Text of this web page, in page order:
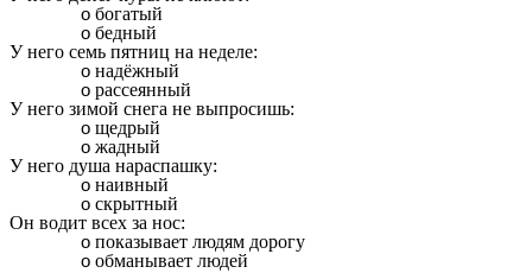
богатый
бедный
У него семь пятниц на неделе:
надёжный
рассеянный
У него зимой снега не выпросишь:
щедрый
жадный
У него душа нараспашку:
наивный
скрытный
Он водит всех за нос:
показывает людям дорогу
обманывает людей